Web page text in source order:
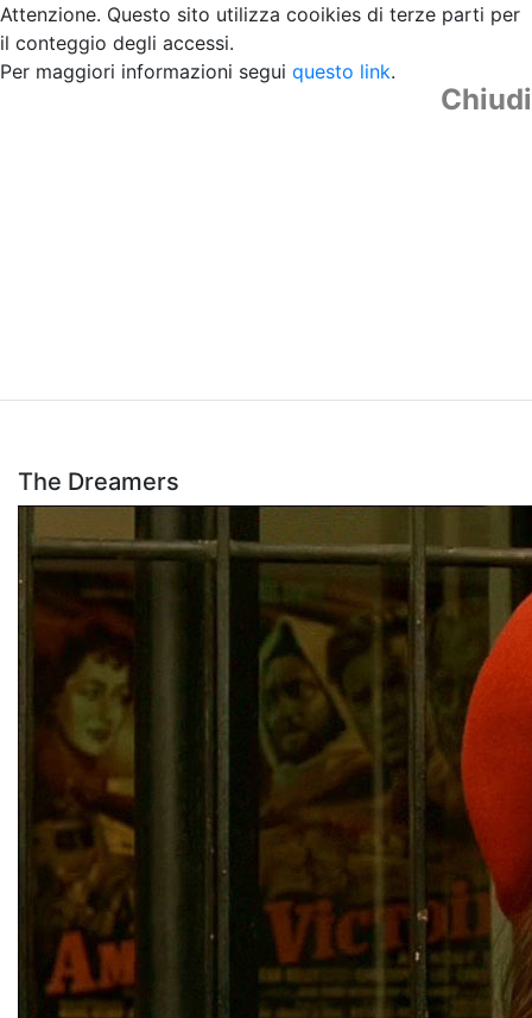
Attenzione. Questo sito utilizza cooikies di terze parti per
il conteggio degli accessi.
Per maggiori informazioni segui questo link.
Chiudi
The Dreamers